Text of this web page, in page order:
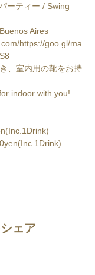
ーティー / Swing
https://goo.gl/ma
、室内用の靴をお持
indoor with you!
ェア